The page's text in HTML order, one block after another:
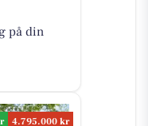
på din
4.795.000 kr